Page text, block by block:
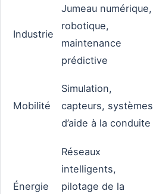
Industrie
Jumeau numérique,
robotique,
maintenance
prédictive
Mobilité
Simulation,
capteurs, systèmes
d’aide à la conduite
Énergie
Réseaux
intelligents,
pilotage de la